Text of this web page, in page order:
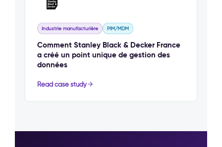
Industrie manufacturière PIM/MDM
Comment Stanley Black & Decker France
a créé un point unique de gestion des
données
Read case study